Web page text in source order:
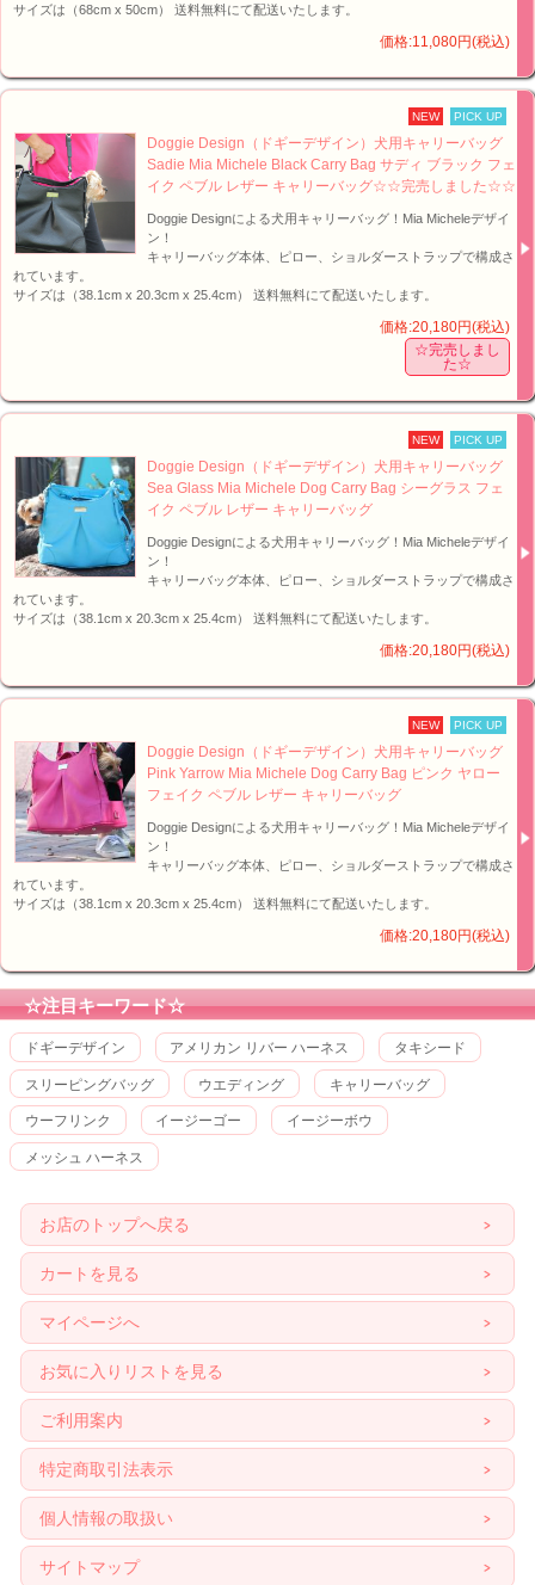
サイズは（68cm x 50cm） 送料無料にて配送いたします。
価格:11,080円(税込)
NEW PICK UP
Doggie Design（ドギーデザイン）犬用キャリーバッグ
Sadie Mia Michele Black Carry Bag サディ ブラック フェ
イク ペブル レザー キャリーバッグ☆☆完売しました☆☆
Doggie Designによる犬用キャリーバッグ！Mia Micheleデザイ
ン！
キャリーバッグ本体、ピロー、ショルダーストラップで構成さ
れています。
サイズは（38.1cm x 20.3cm x 25.4cm） 送料無料にて配送いたします。
価格:20,180円(税込)
☆完売しまし
た☆
NEW PICK UP
Doggie Design（ドギーデザイン）犬用キャリーバッグ
Sea Glass Mia Michele Dog Carry Bag シーグラス フェ
イク ペブル レザー キャリーバッグ
Doggie Designによる犬用キャリーバッグ！Mia Micheleデザイ
ン！
キャリーバッグ本体、ピロー、ショルダーストラップで構成さ
れています。
サイズは（38.1cm x 20.3cm x 25.4cm） 送料無料にて配送いたします。
価格:20,180円(税込)
NEW PICK UP
Doggie Design（ドギーデザイン）犬用キャリーバッグ
Pink Yarrow Mia Michele Dog Carry Bag ピンク ヤロー
フェイク ペブル レザー キャリーバッグ
Doggie Designによる犬用キャリーバッグ！Mia Micheleデザイ
ン！
キャリーバッグ本体、ピロー、ショルダーストラップで構成さ
れています。
サイズは（38.1cm x 20.3cm x 25.4cm） 送料無料にて配送いたします。
価格:20,180円(税込)
☆注目キーワード☆
ドギーデザイン アメリカン リバー ハーネス タキシード
スリーピングバッグ ウエディング キャリーバッグ
ウーフリンク イージーゴー イージーボウ
メッシュ ハーネス
お店のトップへ戻る
カートを見る
マイページへ
お気に入りリストを見る
ご利用案内
特定商取引法表示
個人情報の取扱い
サイトマップ